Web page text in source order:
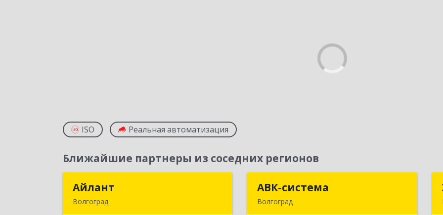
ISO Реальная автоматизация
Ближайшие партнеры из соседних регионов
Айлант
Волгоград
АВК-система
Волгоград